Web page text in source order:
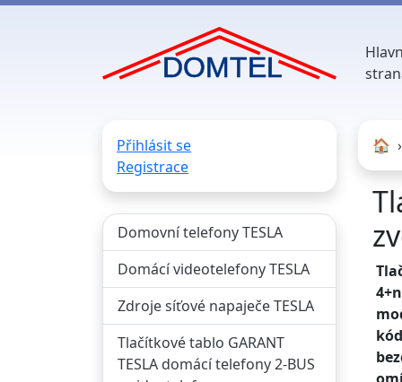
Přihlásit se
Registrace
Domovní telefony TESLA
Domácí videotelefony TESLA
Zdroje síťové napaječe TESLA
Tlačítkové tablo GARANT
TESLA domácí telefony 2-BUS
🏠︎